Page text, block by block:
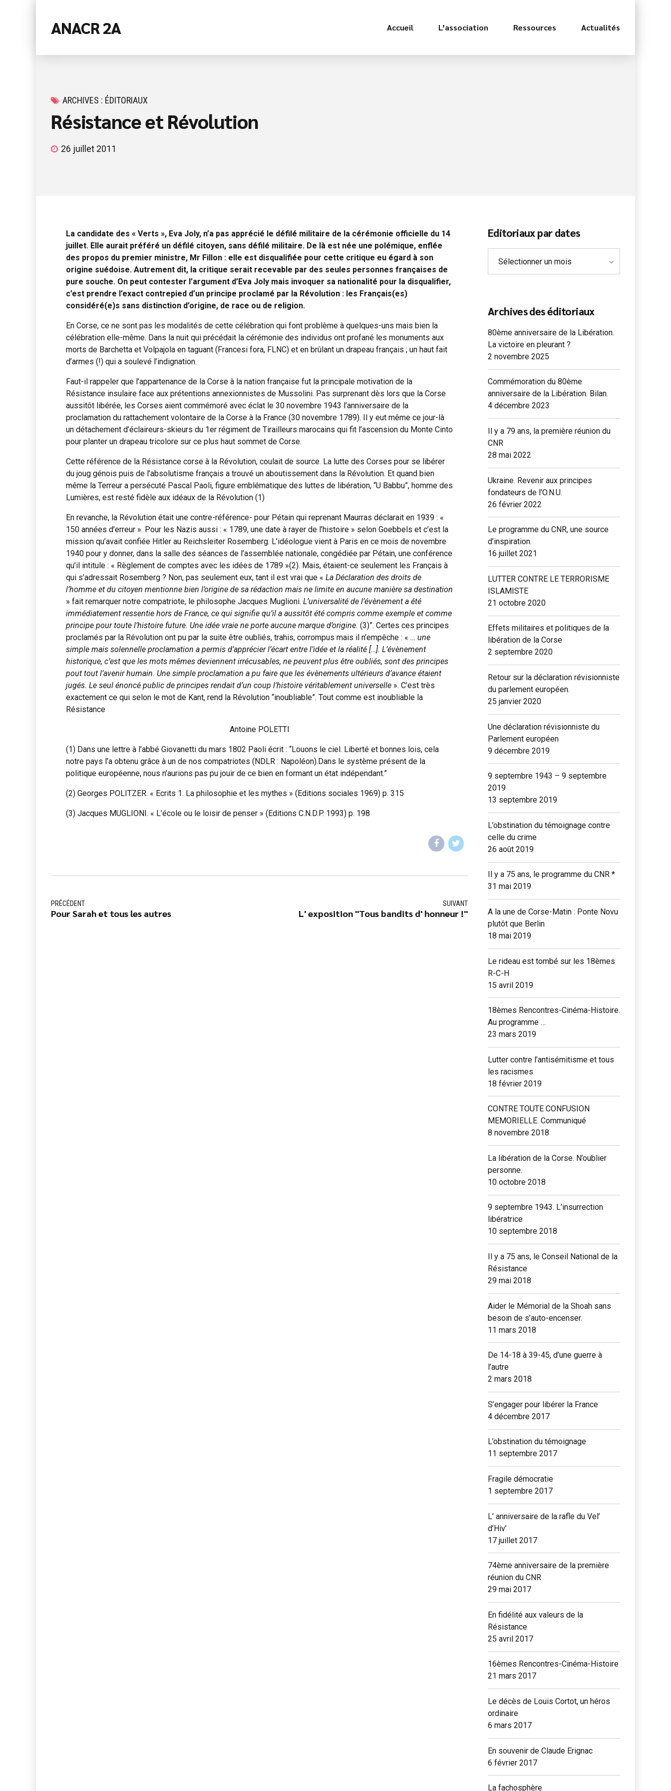
ANACR 2A Accueil L’association Ressources Actualités
ARCHIVES : ÉDITORIAUX
Résistance et Révolution
26 juillet 2011
La candidate des « Verts », Eva Joly, n’a pas apprécié le défilé militaire de la cérémonie officielle du 14
juillet. Elle aurait préféré un défilé citoyen, sans défilé militaire. De là est née une polémique, enflée
des propos du premier ministre, Mr Fillon : elle est disqualifiée pour cette critique eu égard à son
origine suédoise. Autrement dit, la critique serait recevable par des seules personnes françaises de
pure souche. On peut contester l’argument d’Eva Joly mais invoquer sa nationalité pour la disqualifier,
c’est prendre l’exact contrepied d’un principe proclamé par la Révolution : les Français(es)
considéré(e)s sans distinction d’origine, de race ou de religion.
En Corse, ce ne sont pas les modalités de cette célébration qui font problème à quelques-uns mais bien la
célébration elle-même. Dans la nuit qui précédait la cérémonie des individus ont profané les monuments aux
morts de Barchetta et Volpajola en taguant (Francesi fora, FLNC) et en brûlant un drapeau français ; un haut fait
d’armes (!) qui a soulevé l’indignation.
Faut-il rappeler que l’appartenance de la Corse à la nation française fut la principale motivation de la
Résistance insulaire face aux prétentions annexionnistes de Mussolini. Pas surprenant dès lors que la Corse
aussitôt libérée, les Corses aient commémoré avec éclat le 30 novembre 1943 l’anniversaire de la
proclamation du rattachement volontaire de la Corse à la France (30 novembre 1789). Il y eut même ce jour-là
un détachement d’éclaireurs-skieurs du 1er régiment de Tirailleurs marocains qui fit l’ascension du Monte Cinto
pour planter un drapeau tricolore sur ce plus haut sommet de Corse.
Cette référence de la Résistance corse à la Révolution, coulait de source. La lutte des Corses pour se libérer
du joug génois puis de l’absolutisme français a trouvé un aboutissement dans la Révolution. Et quand bien
même la Terreur a persécuté Pascal Paoli, figure emblématique des luttes de libération, “U Babbu”, homme des
Lumières, est resté fidèle aux idéaux de la Révolution (1)
En revanche, la Révolution était une contre-référence- pour Pétain qui reprenant Maurras déclarait en 1939 : «
150 années d’erreur ». Pour les Nazis aussi : « 1789, une date à rayer de l’histoire » selon Goebbels et c’est la
mission qu’avait confiée Hitler au Reichsleiter Rosemberg. L’idéologue vient à Paris en ce mois de novembre
1940 pour y donner, dans la salle des séances de l’assemblée nationale, congédiée par Pétain, une conférence
qu’il intitule : « Règlement de comptes avec les idées de 1789 »(2). Mais, étaient-ce seulement les Français à
qui s’adressait Rosemberg ? Non, pas seulement eux, tant il est vrai que « La Déclaration des droits de
l’homme et du citoyen mentionne bien l’origine de sa rédaction mais ne limite en aucune manière sa destination
» fait remarquer notre compatriote, le philosophe Jacques Muglioni. L’universalité de l’évènement a été
immédiatement ressentie hors de France, ce qui signifie qu’il a aussitôt été compris comme exemple et comme
principe pour toute l’histoire future. Une idée vraie ne porte aucune marque d’origine. (3)”. Certes ces principes
proclamés par la Révolution ont pu par la suite être oubliés, trahis, corrompus mais il n’empêche : « … une
simple mais solennelle proclamation a permis d’apprécier l’écart entre l’idée et la réalité […]. L’évènement
historique, c’est que les mots mêmes deviennent irrécusables, ne peuvent plus être oubliés, sont des principes
pout tout l’avenir humain. Une simple proclamation a pu faire que les évènements ultérieurs d’avance étaient
jugés. Le seul énoncé public de principes rendait d’un coup l’histoire véritablement universelle ». C’est très
exactement ce qui selon le mot de Kant, rend la Révolution “inoubliable”. Tout comme est inoubliable la
Résistance
Antoine POLETTI
(1) Dans une lettre à l’abbé Giovanetti du mars 1802 Paoli écrit : “Louons le ciel. Liberté et bonnes lois, cela
notre pays l’a obtenu grâce à un de nos compatriotes (NDLR : Napoléon).Dans le système présent de la
politique européenne, nous n’aurions pas pu jouir de ce bien en formant un état indépendant.”
(2) Georges POLITZER. « Ecrits 1. La philosophie et les mythes » (Editions sociales 1969) p. 315
(3) Jacques MUGLIONI. « L’école ou le loisir de penser » (Editions C.N.D.P. 1993) p. 198
PRÉCÉDENT
Pour Sarah et tous les autres
SUIVANT
L' exposition "Tous bandits d' honneur !"
Editoriaux par dates
Sélectionner un mois
Archives des éditoriaux
80ème anniversaire de la Libération.
La victoire en pleurant ?
2 novembre 2025
Commémoration du 80ème
anniversaire de la Libération. Bilan.
4 décembre 2023
Il y a 79 ans, la première réunion du
CNR
28 mai 2022
Ukraine. Revenir aux principes
fondateurs de l’O.N.U.
26 février 2022
Le programme du CNR, une source
d’inspiration.
16 juillet 2021
LUTTER CONTRE LE TERRORISME
ISLAMISTE
21 octobre 2020
Effets militaires et politiques de la
libération de la Corse
2 septembre 2020
Retour sur la déclaration révisionniste
du parlement européen.
25 janvier 2020
Une déclaration révisionniste du
Parlement européen
9 décembre 2019
9 septembre 1943 – 9 septembre
2019
13 septembre 2019
L’obstination du témoignage contre
celle du crime
26 août 2019
Il y a 75 ans, le programme du CNR *
31 mai 2019
A la une de Corse-Matin : Ponte Novu
plutôt que Berlin
18 mai 2019
Le rideau est tombé sur les 18èmes
R-C-H
15 avril 2019
18èmes Rencontres-Cinéma-Histoire.
Au programme …
23 mars 2019
Lutter contre l’antisémitisme et tous
les racismes
18 février 2019
CONTRE TOUTE CONFUSION
MEMORIELLE. Communiqué
8 novembre 2018
La libération de la Corse. N’oublier
personne.
10 octobre 2018
9 septembre 1943. L’insurrection
libératrice
10 septembre 2018
Il y a 75 ans, le Conseil National de la
Résistance
29 mai 2018
Aider le Mémorial de la Shoah sans
besoin de s’auto-encenser.
11 mars 2018
De 14-18 à 39-45, d’une guerre à
l’autre
2 mars 2018
S’engager pour libérer la France
4 décembre 2017
L’obstination du témoignage
11 septembre 2017
Fragile démocratie
1 septembre 2017
L’ anniversaire de la rafle du Vel’
d’Hiv’
17 juillet 2017
74ème anniversaire de la première
réunion du CNR
29 mai 2017
En fidélité aux valeurs de la
Résistance
25 avril 2017
16èmes Rencontres-Cinéma-Histoire
21 mars 2017
Le décès de Louis Cortot, un héros
ordinaire
6 mars 2017
En souvenir de Claude Erignac
6 février 2017
La fachosphère